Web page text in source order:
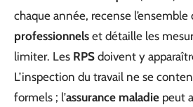
chaque année, recense l’ensemble
professionnels et détaille les
limiter. Les RPS doivent y
L’inspection du travail ne se
formels ; l’assurance maladie peut